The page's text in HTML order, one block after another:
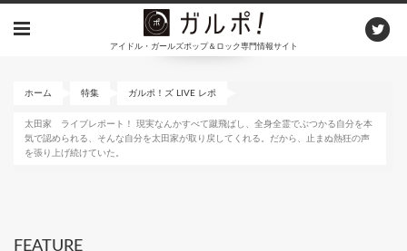
アイドル・ガールズポップ＆ロック専門情報サイト
ホーム 特集 ガルポ！ズ LIVE レポ
太田家 ライブレポート！ 現実なんかすべて蹴飛ばし、全身全霊でぶつかる自分を本
気で認められる、そんな自分を太田家が取り戻してくれる。だから、止まぬ熱狂の声
を張り上げ続けていた。
FEATURE